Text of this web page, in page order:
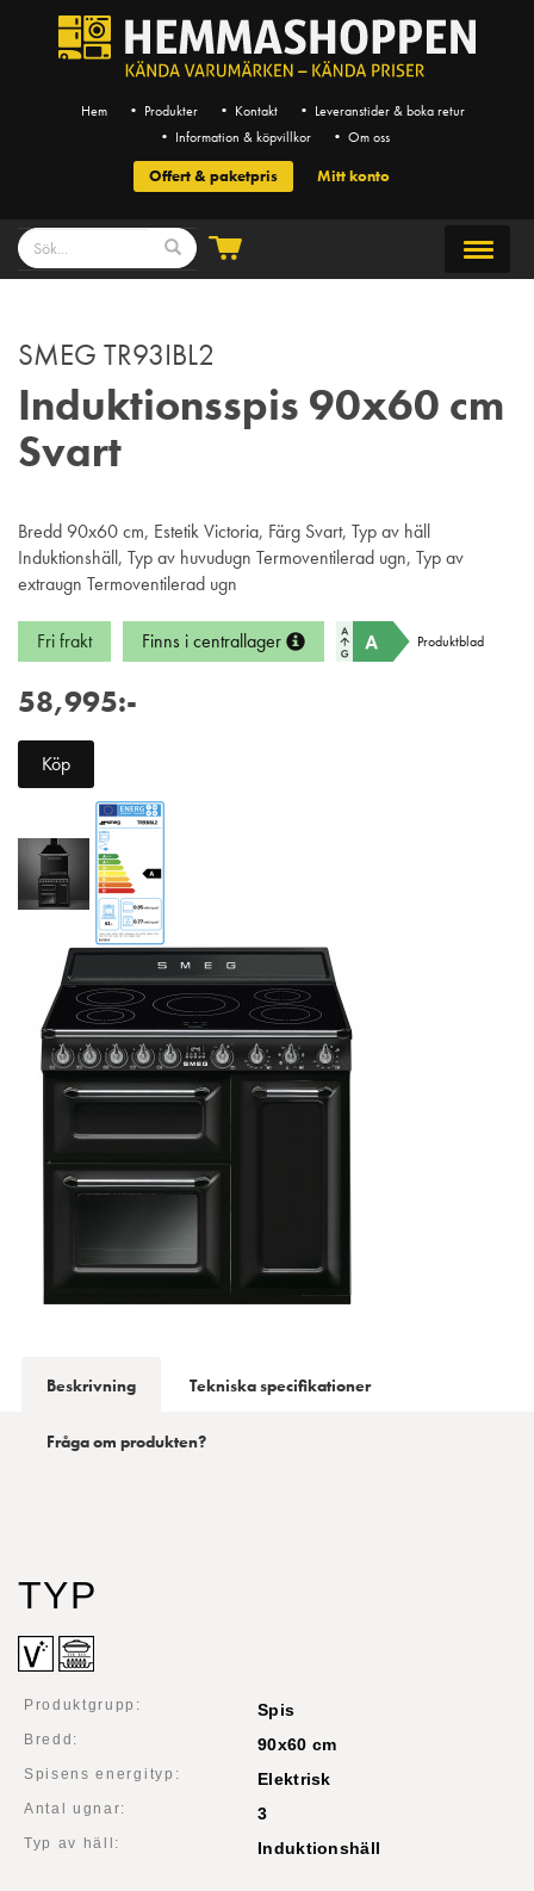
Hem • Produkter • Kontakt
• Leveranstider & boka retur
• Information & köpvillkor
• Om oss
Offert & paketpris Mitt konto
SMEG TR93IBL2
Induktionsspis 90x60 cm
Svart
Bredd 90x60 cm, Estetik Victoria, Färg Svart, Typ av häll
Induktionshäll, Typ av huvudugn Termoventilerad ugn, Typ av
extraugn Termoventilerad ugn
Fri frakt Finns i centrallager Produktblad
58,995:-
Köp
Beskrivning Tekniska specifikationer
Fråga om produkten?
TYP
Produktgrupp: Spis
Bredd: 90x60 cm
Spisens energityp: Elektrisk
Antal ugnar: 3
Typ av häll: Induktionshäll